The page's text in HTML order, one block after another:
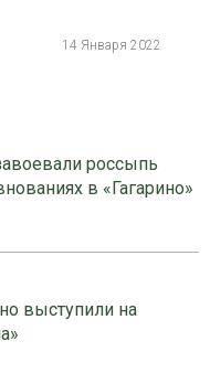
14 Января 2022
россыпь
в «Гагарино»
выступили на